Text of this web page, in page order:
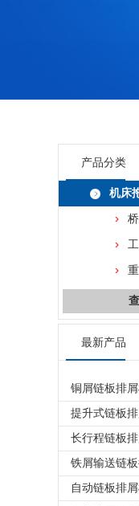
产品分类
机床
最新产品
铜屑链板排
提升式链板
长行程链板
铁屑输送链
自动链板排